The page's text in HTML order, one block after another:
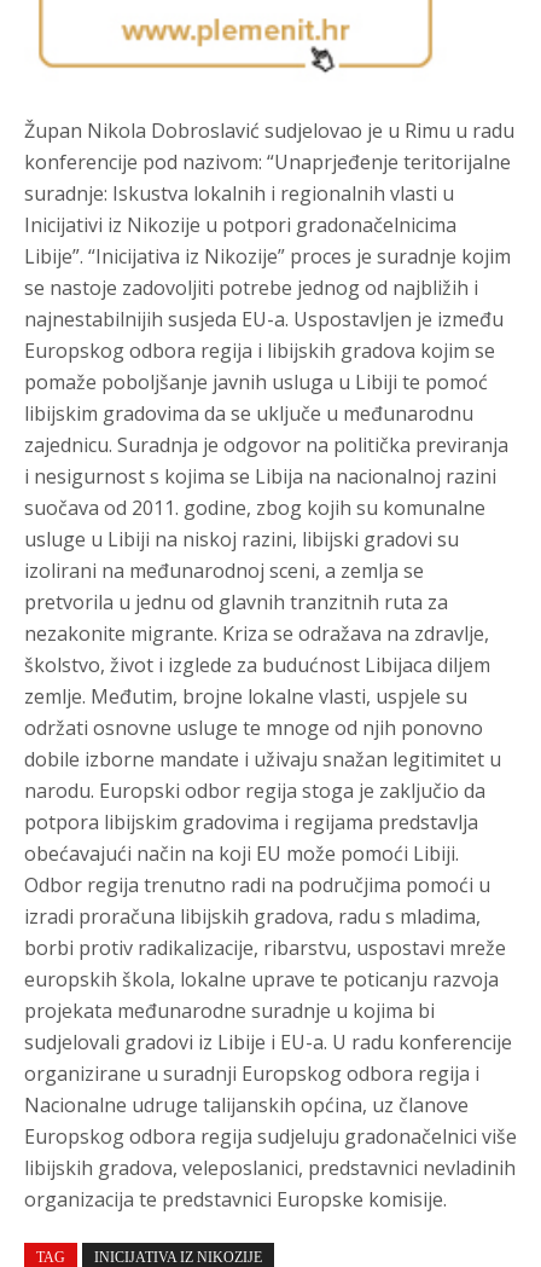
Župan Nikola Dobroslavić sudjelovao je u Rimu u radu
konferencije pod nazivom: “Unaprjeđenje teritorijalne
suradnje: Iskustva lokalnih i regionalnih vlasti u
Inicijativi iz Nikozije u potpori gradonačelnicima
Libije”. “Inicijativa iz Nikozije” proces je suradnje kojim
se nastoje zadovoljiti potrebe jednog od najbližih i
najnestabilnijih susjeda EU-a. Uspostavljen je između
Europskog odbora regija i libijskih gradova kojim se
pomaže poboljšanje javnih usluga u Libiji te pomoć
libijskim gradovima da se uključe u međunarodnu
zajednicu. Suradnja je odgovor na politička previranja
i nesigurnost s kojima se Libija na nacionalnoj razini
suočava od 2011. godine, zbog kojih su komunalne
usluge u Libiji na niskoj razini, libijski gradovi su
izolirani na međunarodnoj sceni, a zemlja se
pretvorila u jednu od glavnih tranzitnih ruta za
nezakonite migrante. Kriza se odražava na zdravlje,
školstvo, život i izglede za budućnost Libijaca diljem
zemlje. Međutim, brojne lokalne vlasti, uspjele su
održati osnovne usluge te mnoge od njih ponovno
dobile izborne mandate i uživaju snažan legitimitet u
narodu. Europski odbor regija stoga je zaključio da
potpora libijskim gradovima i regijama predstavlja
obećavajući način na koji EU može pomoći Libiji.
Odbor regija trenutno radi na područjima pomoći u
izradi proračuna libijskih gradova, radu s mladima,
borbi protiv radikalizacije, ribarstvu, uspostavi mreže
europskih škola, lokalne uprave te poticanju razvoja
projekata međunarodne suradnje u kojima bi
sudjelovali gradovi iz Libije i EU-a. U radu konferencije
organizirane u suradnji Europskog odbora regija i
Nacionalne udruge talijanskih općina, uz članove
Europskog odbora regija sudjeluju gradonačelnici više
libijskih gradova, veleposlanici, predstavnici nevladinih
organizacija te predstavnici Europske komisije.
TAG INICIJATIVA IZ NIKOZIJE